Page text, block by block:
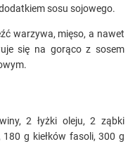
sosu sojowego.
warzywa, mięso, a nawet
się na gorąco z sosem
2 łyżki oleju, 2 ząbki
g kiełków fasoli, 300 g